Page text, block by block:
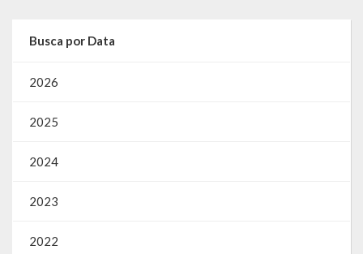
Busca por Data
2026
2025
2024
2023
2022